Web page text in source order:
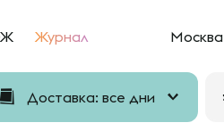
Журнал Москва
Доставка: все дни